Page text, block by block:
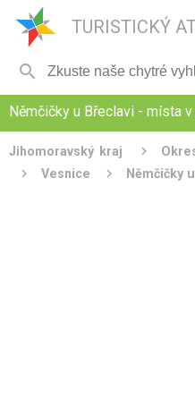
TURISTICKÝ

Němčičky u Břeclavi - místa
Jihomoravský kraj
Vesnice
Němčičky